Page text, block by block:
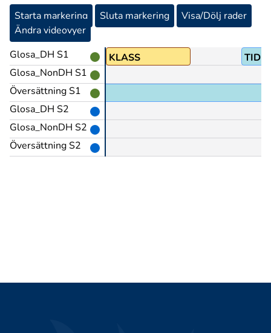
Starta markering Sluta markering
Visa/Dölj rader
Ändra videovyer
Glosa_DH S1
Glosa_NonDH S1
Översättning S1
Glosa_DH S2
Glosa_NonDH S2
Översättning S2
KLASS TID-